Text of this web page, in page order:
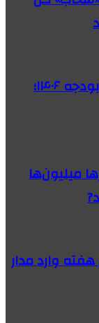
تسویه بدهی‌های صنعت دارو در بودجه ۱۴۰۶؛
میلیون‌ها
هفته وارد مدار